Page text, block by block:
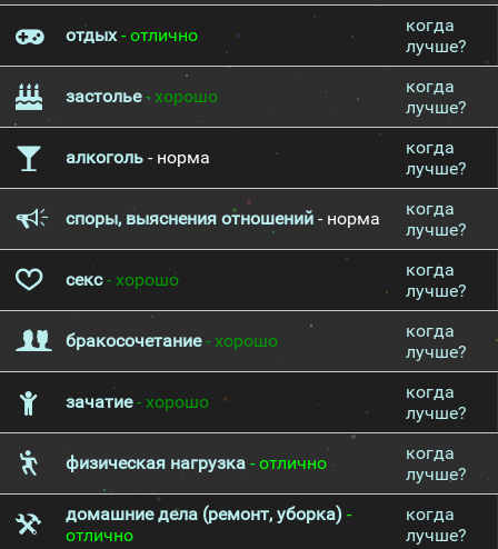
отдых- отлично
когда
лучше?
застолье- хорошо
когда
лучше?
алкоголь - норма
когда
лучше?
споры, выяснения отношений - норма
когда
лучше?
секс- хорошо
когда
лучше?
бракосочетание- хорошо
когда
лучше?
зачатие- хорошо
когда
лучше?
физическая нагрузка - отлично
когда
лучше?
домашние дела (ремонт, уборка) -
отлично
когда
лучше?